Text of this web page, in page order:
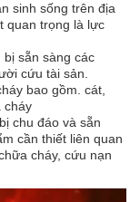
sinh sống trên địa
quan trọng là lực
sẵn sàng các
cứu tài sản.
bao gồm. cát,
cháy
chu đáo và sẵn
cần thiết liên quan
cháy, cứu nạn